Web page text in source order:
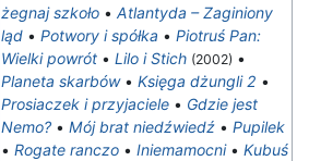
żegnaj szkoło • Atlantyda – Zaginiony
ląd • Potwory i spółka • Piotruś Pan:
Wielki powrót • Lilo i Stich (2002) •
Planeta skarbów• Księga dżungli 2 •
Prosiaczek i przyjaciele • Gdzie jest
Nemo? • Mój brat niedźwiedź • Pupilek
• Rogate ranczo • Iniemamocni• Kubuś